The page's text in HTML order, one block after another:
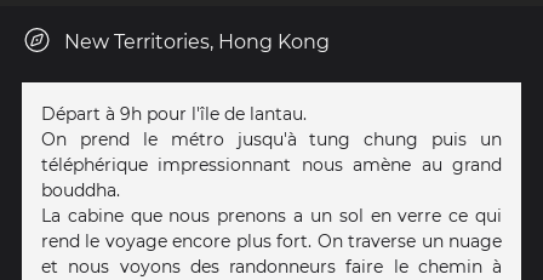
New Territories, Hong Kong
Départ à 9h pour l'île de lantau.
On prend le métro jusqu'à tung chung puis un
téléphérique impressionnant nous amène au grand
bouddha.
La cabine que nous prenons a un sol en verre ce qui
rend le voyage encore plus fort. On traverse un nuage
et nous voyons des randonneurs faire le chemin à